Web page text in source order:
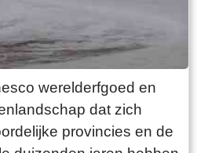
In de huizen brandt
de andere kant van de
beneden, nu via voetpad
daarna links aanhoudt
waar je bent begonnen.
dat een dergelijk
is gemaakt.
werelderfgoed en
dat zich
provincies en de